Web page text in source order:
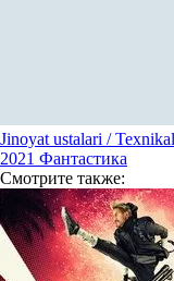
Jinoyat ustalari /
2021 Фантастика
Смотрите также: